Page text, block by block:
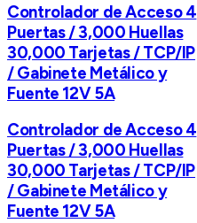
Controlador de Acceso 4
Puertas / 3,000 Huellas
30,000 Tarjetas / TCP/IP
/ Gabinete Metálico y
Fuente 12V 5A
Controlador de Acceso 4
Puertas / 3,000 Huellas
30,000 Tarjetas / TCP/IP
/ Gabinete Metálico y
Fuente 12V 5A